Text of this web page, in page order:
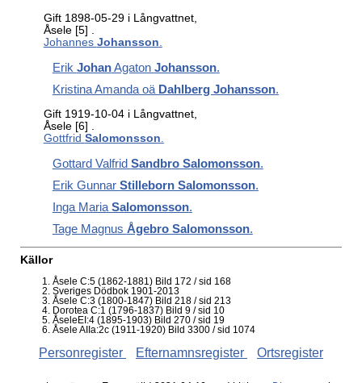
Gift 1898-05-29 i Långvattnet,
Åsele [5] .
Johannes Johansson.
Erik JohanAgaton Johansson.
Kristina Amanda oä Dahlberg Johansson.
Gift 1919-10-04 i Långvattnet,
Åsele [6] .
Gottfrid Salomonsson.
Gottard Valfrid Sandbro Salomonsson.
Erik Gunnar Stilleborn Salomonsson.
Inga Maria Salomonsson.
Tage Magnus Ågebro Salomonsson.
Källor
Åsele C:5 (1862-1881) Bild 172 / sid 168
Sveriges Dödbok 1901-2013
Åsele C:3 (1800-1847) Bild 218 / sid 213
Dorotea C:1 (1796-1837) Bild 9 / sid 10
ÅseleEI:4 (1895-1903) Bild 270 / sid 19
Åsele AIIa:2c (1911-1920) Bild 3300 / sid 1074
Personregister Efternamnsregister Ortsregister